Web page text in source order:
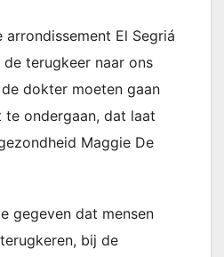
arrondissement El Segriá
terugkeer naar ons
dokter moeten gaan
ondergaan, dat laat
Maggie De
gegeven dat mensen
bij de